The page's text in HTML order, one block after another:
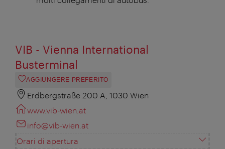
VIB - Vienna International
Busterminal
AGGIUNGERE PREFERITO
Erdbergstraße 200 A, 1030 Wien
www.vib-wien.at
info@vib-wien.at
Orari di apertura